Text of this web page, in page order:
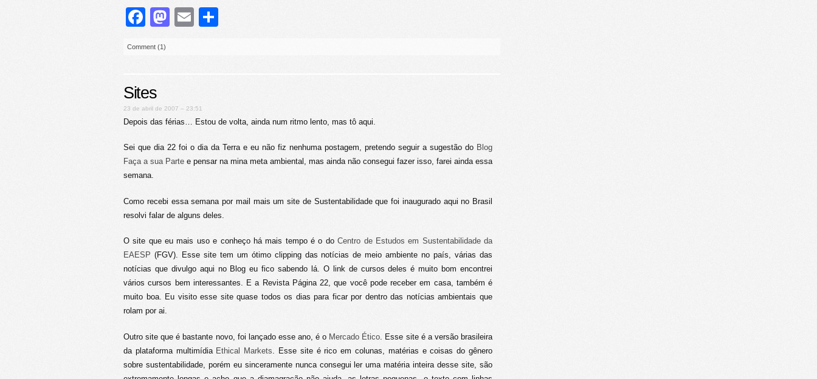
Facebook
Mastodon
Email
Comment (1)
Sites
23 de abril de 2007 – 23:51
Depois das férias… Estou de volta, ainda num ritmo lento, mas tô aqui.
Sei que dia 22 foi o dia da Terra e eu não fiz nenhuma postagem, pretendo seguir a sugestão do Blog
Faça a sua Parte e pensar na mina meta ambiental, mas ainda não consegui fazer isso, farei ainda essa
semana.
Como recebi essa semana por mail mais um site de Sustentabilidade que foi inaugurado aqui no Brasil
resolvi falar de alguns deles.
O site que eu mais uso e conheço há mais tempo é o doCentro de Estudos em Sustentabilidade da
EAESP (FGV). Esse site tem um ótimo clipping das notícias de meio ambiente no país, várias das
notícias que divulgo aqui no Blog eu fico sabendo lá. O link de cursos deles é muito bom encontrei
vários cursos bem interessantes. E a Revista Página 22, que você pode receber em casa, também é
muito boa. Eu visito esse site quase todos os dias para ficar por dentro das notícias ambientais que
rolam por ai.
Outro site que é bastante novo, foi lançado esse ano, é o Mercado Ético . Esse site é a versão brasileira
da plataforma multimídia Ethical Markets . Esse site é rico em colunas, matérias e coisas do gênero
sobre sustentabilidade, porém eu sinceramente nunca consegui ler uma matéria inteira desse site, são